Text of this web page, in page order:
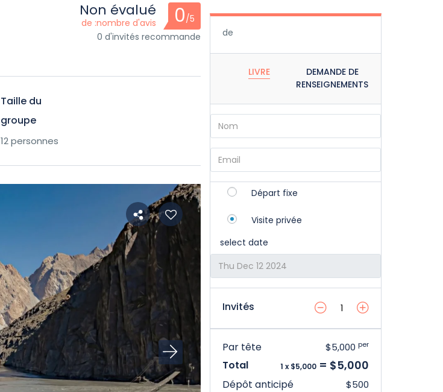
Non évalué
de :nombre d'avis 0/5
0 d'invités recommande
Taille du
groupe
12 personnes
de
LIVRE
DEMANDE DE
RENSEIGNEMENTS
Départ fixe
Visite privée
select date
Invités
Par tête $5,000 per
Total 1 x $5,000 = $5,000
Dépôt anticipé $500